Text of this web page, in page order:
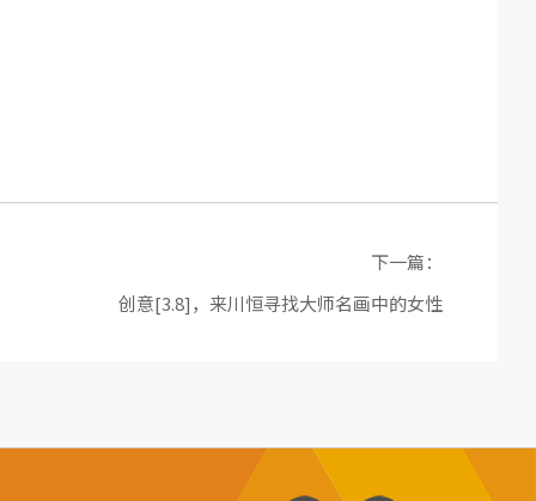
下一篇：
创意[3.8]，来川恒寻找大师名画中的女性